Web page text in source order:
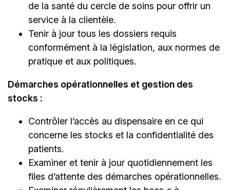
de la santé du cercle de soins pour offrir un
service à la clientèle.
Tenir à jour tous les dossiers requis
conformément à la législation, aux normes de
pratique et aux politiques.
Démarches opérationnelles et gestion des
stocks :
Contrôler l’accès au dispensaire en ce qui
concerne les stocks et la confidentialité des
patients.
Examiner et tenir à jour quotidiennement les
files d’attente des démarches opérationnelles.